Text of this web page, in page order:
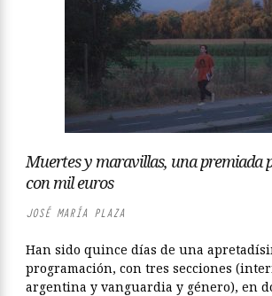
Muertes y maravillas, una premiada
con mil euros
JOSÉ MARÍA PLAZA
Han sido quince días de una
programación, con tres secciones
argentina y vanguardia y género), en